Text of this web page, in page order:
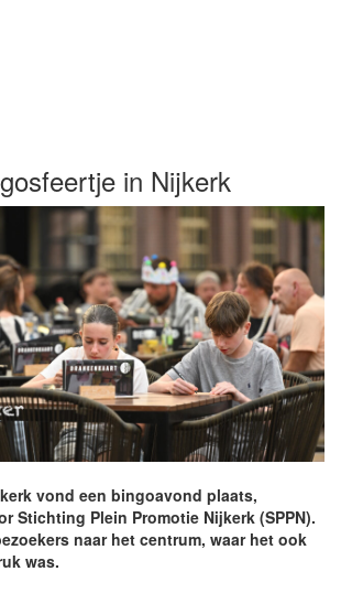
in Nijkerk
vond een bingoavond plaats,
Stichting Plein Promotie Nijkerk (SPPN).
naar het centrum, waar het ook
was.